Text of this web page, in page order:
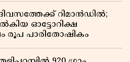
റിമാൻഡിൽ;
ഓട്ടോറിക്ഷ
രൂപ പാരിതോഷികം